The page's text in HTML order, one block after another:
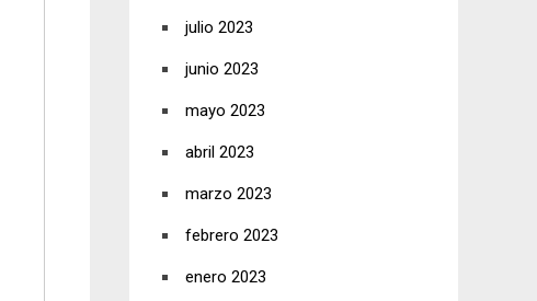
julio 2023
junio 2023
mayo 2023
abril 2023
marzo 2023
febrero 2023
enero 2023